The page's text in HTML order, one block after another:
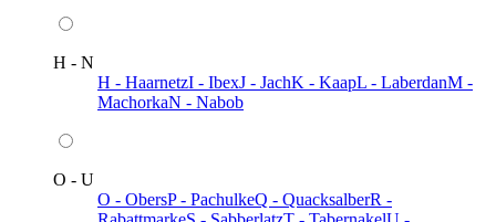
H - N
H - HaarnetzI - IbexJ - JachK - KaapL - LaberdanM -
MachorkaN - Nabob
O - U
O - ObersP - PachulkeQ - QuacksalberR -